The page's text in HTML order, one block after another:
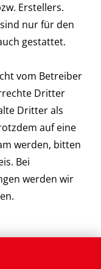
Erstellers.
nur für den
gestattet.
vom Betreiber
Dritter
Dritter als
auf eine
werden, bitten
Bei
werden wir